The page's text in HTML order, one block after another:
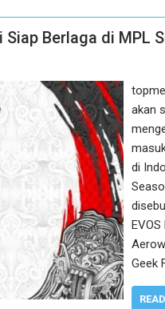
Berlaga di MPL
akan
di
Geek